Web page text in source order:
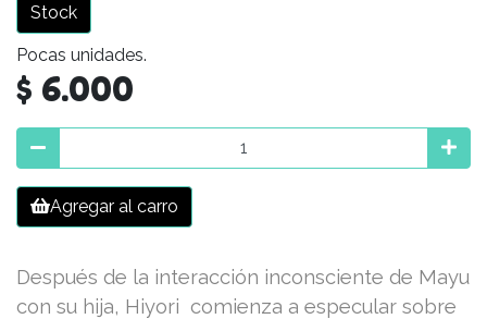
Stock
Pocas unidades.
$ 6.000
Agregar al carro
Después de la interacción inconsciente de Mayu
con su hija, Hiyori comienza a especular sobre